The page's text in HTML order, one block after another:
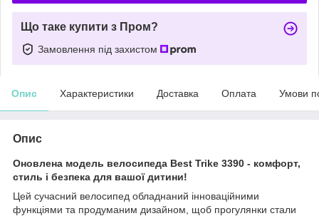
Що таке купити з Пром?
Замовлення під захистом
Опис Характеристики Доставка Оплата Умови
Опис
Оновлена модель велосипеда Best Trike 3390 - комфорт,
стиль і безпека для вашої дитини!
Цей сучасний велосипед обладнаний інноваційними
функціями та продуманим дизайном, щоб прогулянки стали